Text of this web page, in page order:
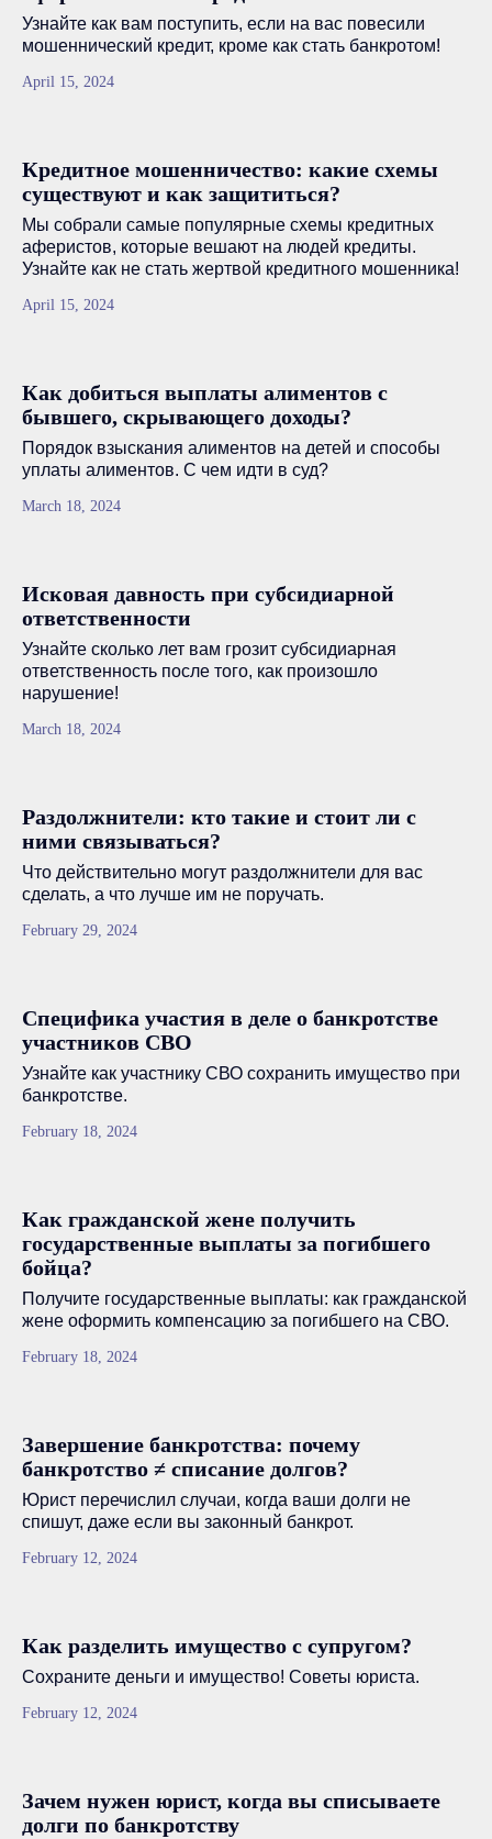
Узнайте как вам поступить, если на вас повесили
мошеннический кредит, кроме как стать банкротом!
April 15, 2024
Кредитное мошенничество: какие схемы
существуют и как защититься?
Мы собрали самые популярные схемы кредитных
аферистов, которые вешают на людей кредиты.
Узнайте как не стать жертвой кредитного мошенника!
April 15, 2024
Как добиться выплаты алиментов с
бывшего, скрывающего доходы?
Порядок взыскания алиментов на детей и способы
уплаты алиментов. С чем идти в суд?
March 18, 2024
Исковая давность при субсидиарной
ответственности
Узнайте сколько лет вам грозит субсидиарная
ответственность после того, как произошло
нарушение!
March 18, 2024
Раздолжнители: кто такие и стоит ли с
ними связываться?
Что действительно могут раздолжнители для вас
сделать, а что лучше им не поручать.
February 29, 2024
Специфика участия в деле о банкротстве
участников СВО
Узнайте как участнику СВО сохранить имущество при
банкротстве.
February 18, 2024
Как гражданской жене получить
государственные выплаты за погибшего
бойца?
Получите государственные выплаты: как гражданской
жене оформить компенсацию за погибшего на СВО.
February 18, 2024
Завершение банкротства: почему
банкротство ≠ списание долгов?
Юрист перечислил случаи, когда ваши долги не
спишут, даже если вы законный банкрот.
February 12, 2024
Как разделить имущество с супругом?
Сохраните деньги и имущество! Советы юриста.
February 12, 2024
Зачем нужен юрист, когда вы списываете
долги по банкротству